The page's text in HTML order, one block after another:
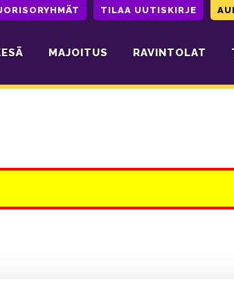
TILAA UUTISKIRJE
MAJOITUS RAVINTOLAT